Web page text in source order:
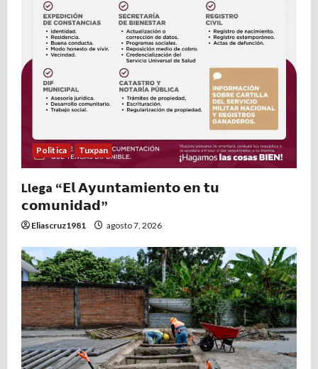
r
d
a
s
Politica Tuxpan
Llega “𝗘𝗹 𝗔𝘆𝘂𝗻𝘁𝗮𝗺𝗶𝗲𝗻𝘁𝗼 𝗲𝗻 𝘁𝘂
𝗰𝗼𝗺𝘂𝗻𝗶𝗱𝗮𝗱”
Eliascruz1981 agosto 7, 2026